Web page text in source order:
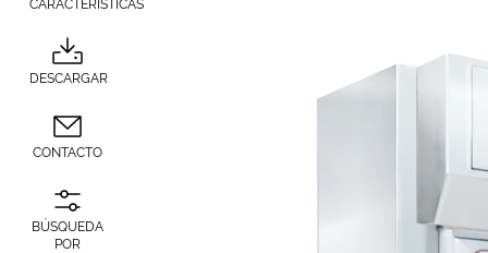
CARACTERÍSTICAS
DESCARGAR
CONTACTO
BÚSQUEDA
POR